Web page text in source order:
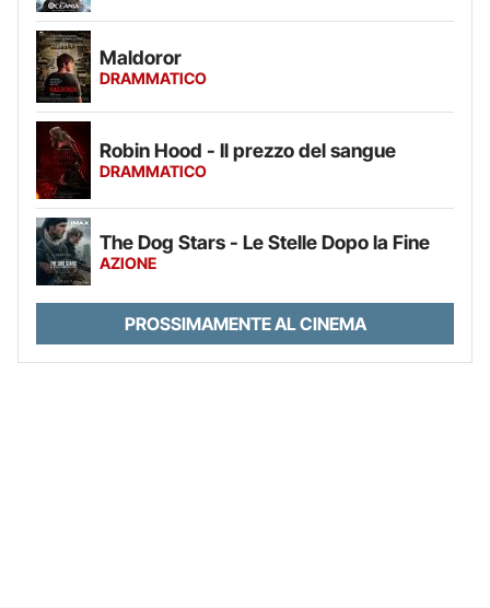
Maldoror
DRAMMATICO
Robin Hood - Il prezzo del sangue
DRAMMATICO
The Dog Stars - Le Stelle Dopo la Fine
AZIONE
PROSSIMAMENTE AL CINEMA